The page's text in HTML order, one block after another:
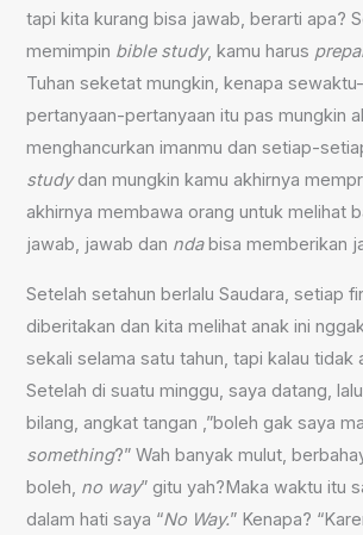
tapi kita kurang bisa jawab, berarti apa?
memimpin bible study, kamu harus
Tuhan seketat mungkin, kenapa
pertanyaan-pertanyaan itu pas mungkin
menghancurkan imanmu dan setiap-
studydan mungkin kamu akhirnya
akhirnya membawa orang untuk melihat
jawab, jawab dan ndabisa memberikan
Setelah setahun berlalu Saudara, setiap
diberitakan dan kita melihat anak ini
sekali selama satu tahun, tapi kalau tidak
Setelah di suatu minggu, saya datang,
bilang, angkat tangan ,”boleh gak saya
something?” Wah banyak mulut,
boleh, no way” gitu yah?Maka waktu itu
dalam hati saya “No Way.” Kenapa?